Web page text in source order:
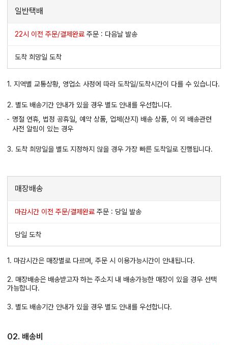
일반택배
22시 이전 주문/결제완료 주문 : 다음날 발송
도착 희망일 도착
1. 지역별 교통상황, 영업소 사정에 따라 도착일/도착시간이 다를 수 있습니다.
2. 별도 배송기간 안내가 있을 경우 별도 안내를 우선합니다.
명절 연휴, 법정 공휴일, 예약 상품, 업체(산지) 배송 상품, 이 외 배송관련
사전 알림이 있는 경우
3. 도착 희망일을 별도 지정하지 않을 경우 가장 빠른 도착일로 진행됩니다.
매장배송
마감시간 이전 주문/결제완료 주문 : 당일 발송
당일 도착
1. 마감시간은 매장별로 다르며, 주문 시 이용가능시간이 안내됩니다.
2. 매장배송은 배송받고자 하는 주소지 내 배송가능한 매장이 있을 경우 선택
가능합니다.
3. 별도 배송기간 안내가 있을 경우 별도 안내를 우선합니다.
02. 배송비